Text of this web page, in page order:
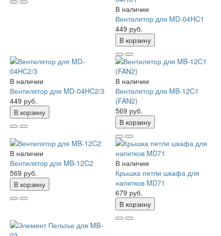
В наличии
Вентилятор для MD-04HC1
449 руб.
В корзину
В наличии
Вентилятор для MD-04HC2/3
449 руб.
В корзину
В наличии
Вентилятор для MB-12C1
(FAN2)
569 руб.
В корзину
В наличии
Вентилятор для MB-12C2
569 руб.
В корзину
В наличии
Крышка петли шкафа для
напитков MD71
679 руб.
В корзину